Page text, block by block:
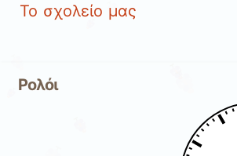
Το σχολείο μας
Ρολόι